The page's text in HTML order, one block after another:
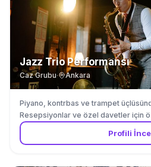
Trombon
Jazz Trio Performansı
Caz Grubu· Ankara
Piyano, kontrbas ve trampet
Resepsiyonlar ve özel davetler için
Profili